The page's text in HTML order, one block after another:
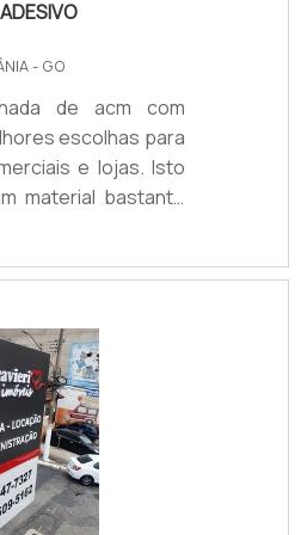
- GO
de acm com
escolhas para
e lojas. Isto
material bastante
variedade e
formas, raios
possibilidade de
diversos.
variadas opções
pode ser
É, também, um
conta disso tem
variados tipos de